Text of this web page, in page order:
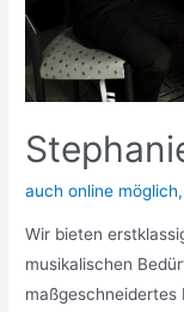
auch online möglich
Wir bieten
musikalischen
maßgeschneidertes